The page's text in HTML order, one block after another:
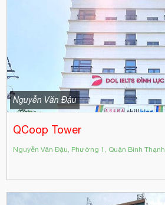
Nguyễn Văn Đậu
QCoop Tower
Nguyễn Văn Đậu, Phường 1, Quận Bình Thạnh